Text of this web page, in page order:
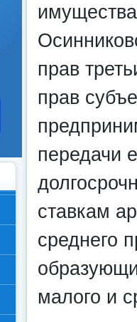
прав
прав
передачи
ставкам
среднего
малого и